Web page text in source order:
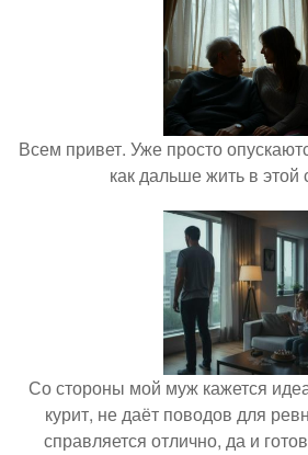
Всем привет. Уже просто
как дальше жить в этой
Со стороны мой муж кажется
курит, не даёт поводов для
справляется отлично, да и